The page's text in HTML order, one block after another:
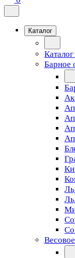
Каталог
Каталог
Барное